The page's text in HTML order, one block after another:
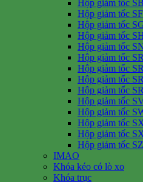
Hộp giảm tốc
Hộp giảm tốc
Hộp giảm tốc
Hộp giảm tốc
Hộp giảm tốc
Hộp giảm tốc
Hộp giảm tốc
Hộp giảm tốc
Hộp giảm tốc
Hộp giảm tốc
Hộp giảm tốc
Hộp giảm tốc
Hộp giảm tốc
Hộp giảm tốc
IMAO
Khóa kéo có lò xo
Khóa trục